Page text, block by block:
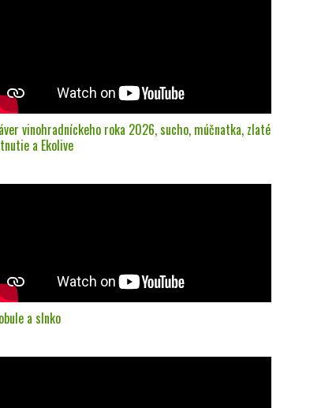
vinohradníckeho roka 2026, sucho, múčnatka, zlaté
a Ekolive
a slnko